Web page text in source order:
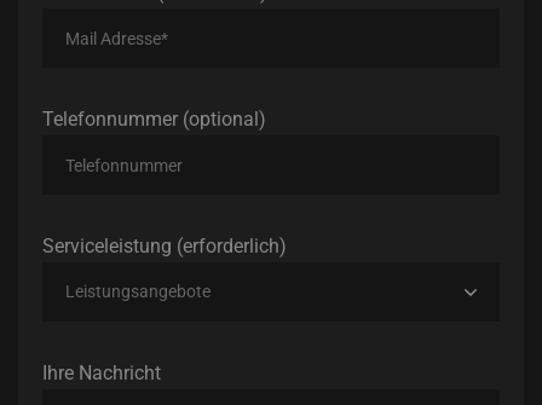
Telefonnummer (optional)
Serviceleistung (erforderlich)
Leistungsangebote
Ihre Nachricht